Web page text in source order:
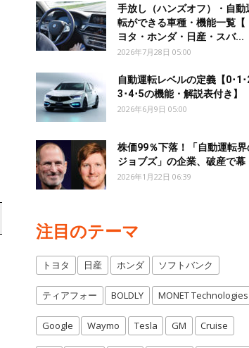
手放し（ハンズオフ）・自動
転ができる車種・機能一覧【
ヨタ・ホンダ・日産・スバ...
2026年7月28日 05:00
自動運転レベルの定義【0･1･
3･4･5の機能・解説表付き】
2026年6月9日 05:00
株価99％下落！「自動運転界
ジョブズ」の企業、破産で幕
2026年1月22日 06:39
注目のテーマ
トヨタ 日産 ホンダ ソフトバンク
ティアフォー BOLDLY MONET Technologies
Google Waymo Tesla GM Cruise